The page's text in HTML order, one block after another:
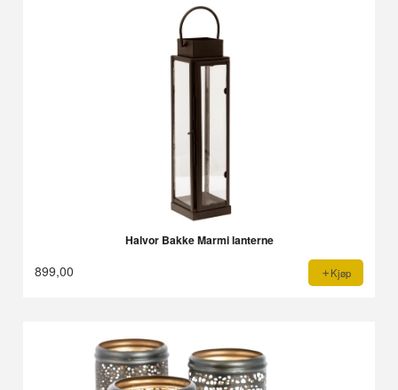
Halvor Bakke Marmi lanterne
899,00 Kjøp